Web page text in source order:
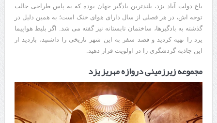
باغ دولت آباد یزد، بلندترین بادگیر جهان بوده که به پاس طراحی جالب
توجه اش، در هر فصلی از سال دارای هوای خنک است؛ به همین دلیل در
گذشته به بادگیرها، ساختمان تابستانه نیز گفته می شد. اگر بلیط هواپیما
یزد را تهیه کردید و قصد سفر به این شهر تاریخی را داشتید، بازدید از
این جاذبه گردشگری را در اولویت قرار دهید.
مجموعه زیرزمینی دروازه مهریز یزد